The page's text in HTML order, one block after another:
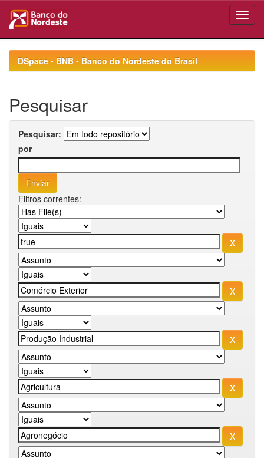
navigationDSpace - BNB - Banco do Nordeste do Brasil
Pesquisar
Pesquisar:
por
Filtros correntes: